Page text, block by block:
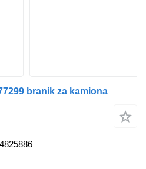
branik za kamiona